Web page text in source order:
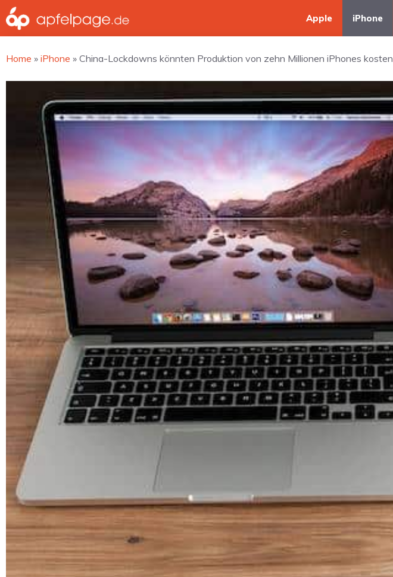
Zum
Inhalt
springen
Apple iPhone
Home » iPhone » China-Lockdowns könnten Produktion von zehn Millionen iPhones kosten